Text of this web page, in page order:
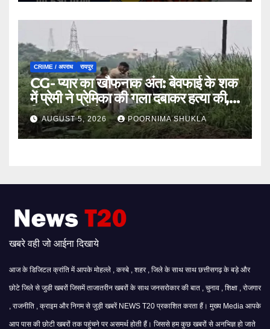
CRIME / अपराध रायपुर
CG- प्यार का खौफनाक अंत: बेवफाई के शक
में प्रेमी ने प्रेमिका की गला दबाकर हत्या की,
फिर तालाब में फेंका शव…
AUGUST 5, 2026 POORNIMA SHUKLA
खबरे वही जो आईना दिखाये
आज के डिजिटल क्रांति में आपके मोहल्ले , कस्बे , शहर , जिले के साथ साथ छत्तीसगढ़ के बड़े और
छोटे जिले से जुडी खबरों जिसमें ताजातरीन खबरों के साथ जनसरोकार की बात , चुनाव , शिक्षा , रोजगार
, राजनीति , क्राइम और निगम से जुड़ी खबरें NEWS T20 प्रकाशित करता हैं। मुख्य Media आपके
आप पास की छोटी खबरों तक पहुंचने पर असमर्थ होती हैं। जिससे हम कुछ खबरों से अनभिज्ञ हो जाते